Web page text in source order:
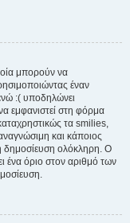
μπορούν να
έναν
:( υποδηλώνει
εμφανιστεί στη φόρμα
τα smilies,
και κάποιος
δημοσίευση ολόκληρη. Ο
ένα όριο στον αριθμό των